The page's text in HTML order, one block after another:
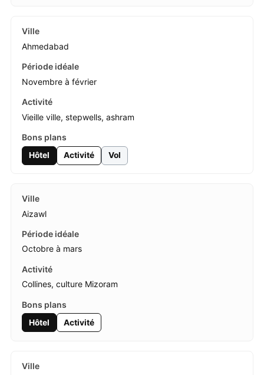
Ahmedabad
Novembre à février
Vieille ville, stepwells, ashram
Hôtel Activité Vol
Aizawl
Octobre à mars
Collines, culture Mizoram
Hôtel Activité